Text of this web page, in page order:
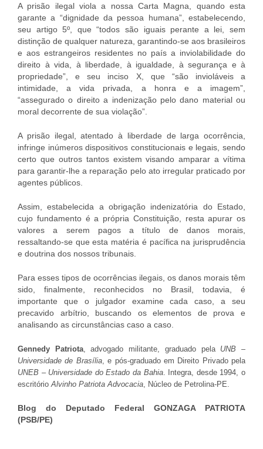
A prisão ilegal viola a nossa Carta Magna, quando esta
garante a “dignidade da pessoa humana”, estabelecendo,
seu artigo 5º, que “todos são iguais perante a lei, sem
distinção de qualquer natureza, garantindo-se aos brasileiros
e aos estrangeiros residentes no país a inviolabilidade do
direito à vida, à liberdade, à igualdade, à segurança e à
propriedade”, e seu inciso X, que “são invioláveis a
intimidade, a vida privada, a honra e a imagem”,
“assegurado o direito a indenização pelo dano material ou
moral decorrente de sua violação”.
A prisão ilegal, atentado à liberdade de larga ocorrência,
infringe inúmeros dispositivos constitucionais e legais, sendo
certo que outros tantos existem visando amparar a vítima
para garantir-lhe a reparação pelo ato irregular praticado por
agentes públicos.
Assim, estabelecida a obrigação indenizatória do Estado,
cujo fundamento é a própria Constituição, resta apurar os
valores a serem pagos a título de danos morais,
ressaltando-se que esta matéria é pacífica na jurisprudência
e doutrina dos nossos tribunais.
Para esses tipos de ocorrências ilegais, os danos morais têm
sido, finalmente, reconhecidos no Brasil, todavia, é
importante que o julgador examine cada caso, a seu
precavido arbítrio, buscando os elementos de prova e
analisando as circunstâncias caso a caso.
Gennedy Patriota, advogado militante, graduado pela UNB –
Universidade de Brasília, e pós-graduado em Direito Privado pela
UNEB – Universidade do Estado da Bahia. Integra, desde 1994, o
escritório Alvinho Patriota Advocacia , Núcleo de Petrolina-PE.
Blog do Deputado Federal GONZAGA PATRIOTA
(PSB/PE)